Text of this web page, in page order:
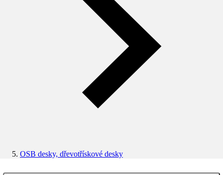
OSB desky, dřevotřískové desky